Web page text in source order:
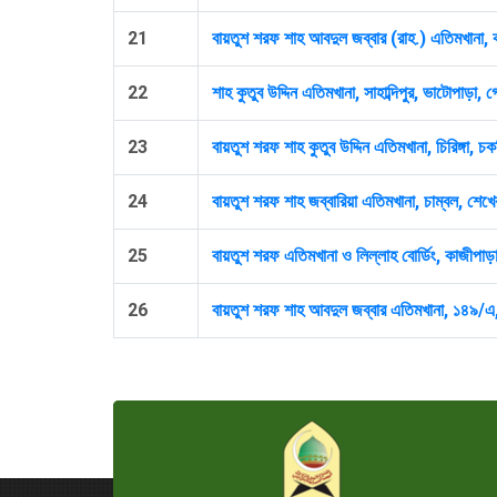
21 বায়তুশ শরফ শাহ আবদুল জব্বার (রাহ.) এতিমখানা,
22 শাহ কুতুব উদ্দিন এতিমখানা, সাহাব্দিপুর, ভাটোপাড়া,
23 বায়তুশ শরফ শাহ কুতুব উদ্দিন এতিমখানা, চিরিঙ্গা,
24 বায়তুশ শরফ শাহ জব্বারিয়া এতিমখানা, চাম্বল,
25 বায়তুশ শরফ এতিমখানা ও লিল্লাহ বোর্ডিং,
26 বায়তুশ শরফ শাহ আবদুল জব্বার এতিমখানা, ১৪৯/এ,